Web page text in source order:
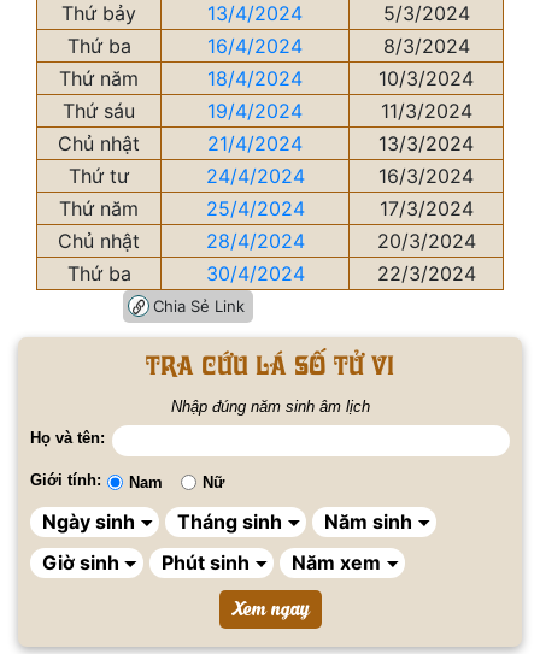
Thứ bảy
13/4/2024
5/3/2024
Thứ ba
16/4/2024
8/3/2024
Thứ năm
18/4/2024
10/3/2024
Thứ sáu
19/4/2024
11/3/2024
Chủ nhật
21/4/2024
13/3/2024
Thứ tư
24/4/2024
16/3/2024
Thứ năm
25/4/2024
17/3/2024
Chủ nhật
28/4/2024
20/3/2024
Thứ ba
30/4/2024 22/3/2024
Chia Sẻ Link
Tra cứu lá số tử vi
Nhập đúng năm sinh âm lịch
Họ và tên:
Giới tính: Nam Nữ